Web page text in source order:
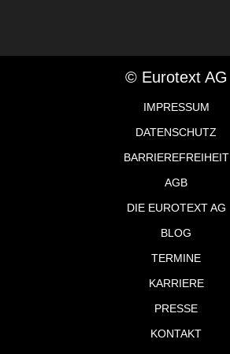
© Eurotext AG
IMPRESSUM
DATENSCHUTZ
BARRIEREFREIHEIT
AGB
DIE EUROTEXT AG
BLOG
TERMINE
KARRIERE
PRESSE
KONTAKT